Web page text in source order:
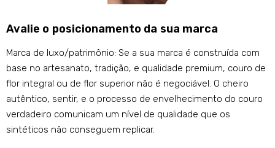
Avalie o posicionamento da sua marca
Marca de luxo/patrimônio: Se a sua marca é construída com
base no artesanato, tradição, e qualidade premium, couro de
flor integral ou de flor superior não é negociável. O cheiro
autêntico, sentir, e o processo de envelhecimento do couro
verdadeiro comunicam um nível de qualidade que os
sintéticos não conseguem replicar.